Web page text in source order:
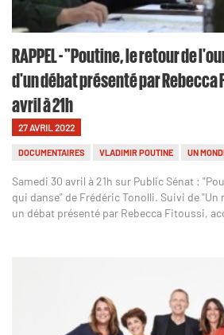
RAPPEL - "Poutine, le retour de
d'un débat présenté par Rebecca
avril à 21h
27 AVRIL 2022
DOCUMENTAIRES VLADIMIR POUTINE UN
Samedi 30 avril à 21h sur Public Sénat :
qui danse" de Frédéric Tonolli. Suivi de "Un
un débat présenté par Rebecca Fitoussi,